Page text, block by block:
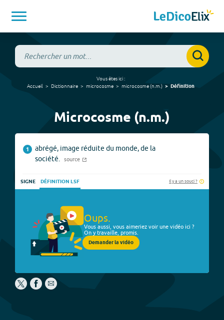
Vous êtes ici :
Accueil
Dictionnaire microcosme microcosme(n.m. ) Définition
Microcosme (n.m.)
1
abrégé, image réduite du monde, de la
société.
source
SIGNE DÉFINITION LSF Il y a un souci ?
Oups.
Vous aussi, vous aimeriez voir une vidéo ici ?
On y travaille, promis.
Demander la vidéo